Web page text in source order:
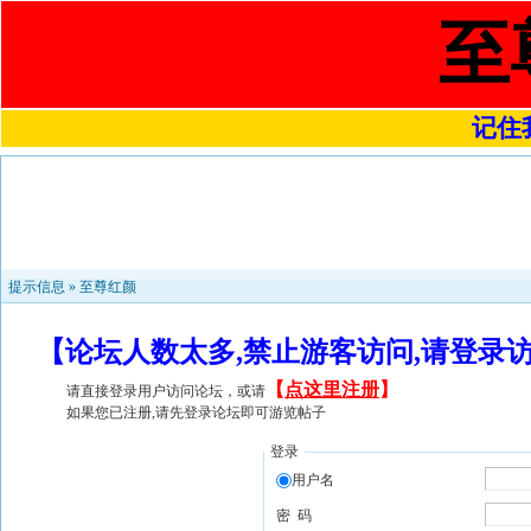
至
记住
提示信息 » 至尊红颜
【论坛人数太多,禁止游客访问,请登
请直接登录用户访问论坛，或请 【 点这里注册】
如果您已注册,请先登录论坛即可游览帖子
登录
用户名
密 码